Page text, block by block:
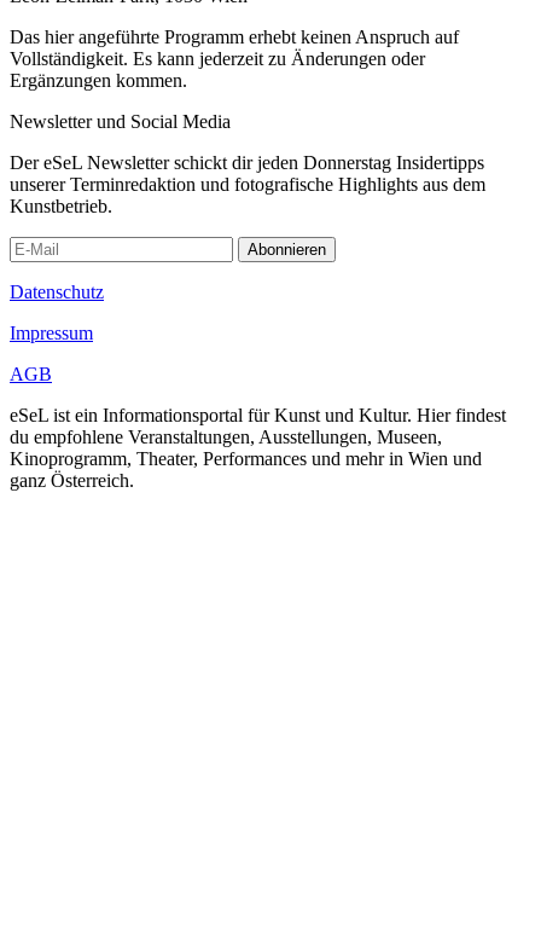
Das hier angeführte Programm erhebt keinen Anspruch auf
Vollständigkeit. Es kann jederzeit zu Änderungen oder
Ergänzungen kommen.
Newsletter und Social Media
Der eSeL Newsletter schickt dir jeden Donnerstag Insidertipps
unserer Terminredaktion und fotografische Highlights aus dem
Kunstbetrieb.
Abonnieren
Datenschutz
Impressum
AGB
eSeL ist ein Informationsportal für Kunst und Kultur. Hier findest
du empfohlene Veranstaltungen, Ausstellungen, Museen,
Kinoprogramm, Theater, Performances und mehr in Wien und
ganz Österreich.